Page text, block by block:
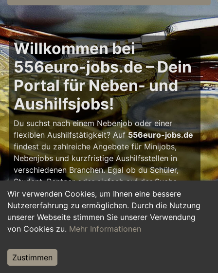
Wir verwenden Cookies, um Ihnen eine bessere
Nutzererfahrung zu ermöglichen. Durch die Nutzung
unserer Webseite stimmen Sie unserer Verwendung
von Cookies zu. Mehr Informationen
Zustimmen
Willkommen bei
556euro-jobs.de – Dein
Portal für Neben- und
Aushilfsjobs!
Du suchst nach einem Nebenjob oder einer
flexiblen Aushilfstätigkeit? Auf556euro-jobs.de
findest du zahlreiche Angebote für Minijobs,
Nebenjobs und kurzfristige Aushilfsstellen in
verschiedenen Branchen. Egal ob du Schüler,
Student, Rentner oder einfach auf der Suche
nach einem kleinen Zusatzverdienst bist – hier
findest du die passende Tätigkeit, die zu deinem
Zeitplan passt.
Ein Nebenjob oder Aushilfsjob bietet viele